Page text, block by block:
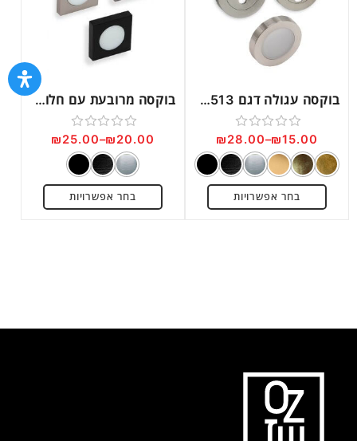
בוקסה עגולה דגם DMA513
דורג
0
מתוך
5
₪15.00
–
₪28.00
בחר אפשרויות
בוקסה מרובעת עם חלונית דגם DMA511
דורג
0
מתוך
5
₪20.00
–
₪25.00
בחר אפשרויות